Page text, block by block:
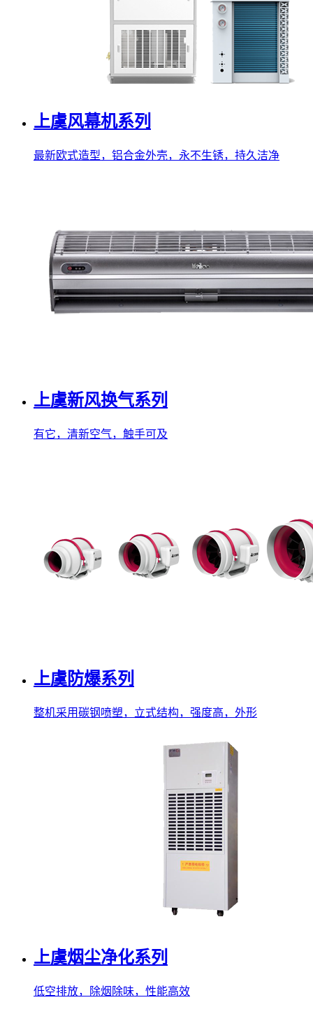
上虞风幕机系列
最新欧式造型，铝合金外壳，永不生锈，持久洁净
上虞新风换气系列
有它，清新空气，触手可及
上虞防爆系列
整机采用碳钢喷塑，立式结构，强度高，外形
上虞烟尘净化系列
低空排放，除烟除味，性能高效